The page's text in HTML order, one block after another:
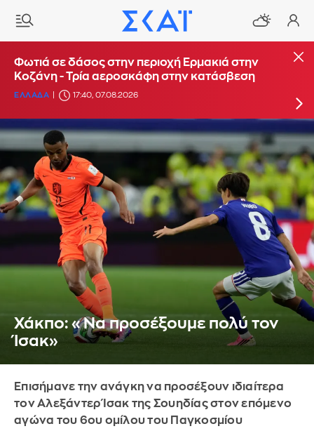
Φωτιά στο Στεφάνι Κορίνθου - Μήνυμα από το
112 για ετοιμότητα
ΕΛΛΑΔΑ 16:29, 07.08.2026
Φωτιά σε δάσος στην περιοχή Ερμακιά στην
Κοζάνη - Τρία αεροσκάφη στην κατάσβεση
ΕΛΛΑΔΑ 17:40, 07.08.2026
Χάκπο: «Να προσέξουμε πολύ τον
Ίσακ»
Eπισήμανε την ανάγκη να προσέξουν ιδιαίτερα
τον Αλεξάντερ Ίσακ της Σουηδίας στον επόμενο
αγώνα του 6ου ομίλου του Παγκοσμίου